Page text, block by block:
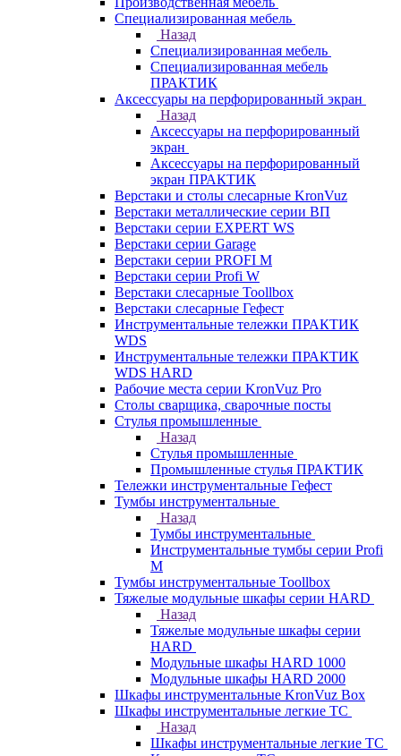
Cпециализированная мебель
Назад
Cпециализированная мебель
Специализированная мебель
ПРАКТИК
Аксессуары на перфорированный экран
Назад
Аксессуары на перфорированный
экран
Аксессуары на перфорированный
экран ПРАКТИК
Верстаки и столы слесарные KronVuz
Верстаки металлические серии ВП
Верстаки серии EXPERT WS
Верстаки серии Garage
Верстаки серии PROFI M
Верстаки серии Profi W
Верстаки слесарные Toollbox
Верстаки слесарные Гефест
Инструментальные тележки ПРАКТИК
WDS
Инструментальные тележки ПРАКТИК
WDS HARD
Рабочие места серии KronVuz Pro
Столы сварщика, сварочные посты
Стулья промышленные
Назад
Стулья промышленные
Промышленные стулья ПРАКТИК
Тележки инструментальные Гефест
Тумбы инструментальные
Назад
Тумбы инструментальные
Инструментальные тумбы серии Profi
M
Тумбы инструментальные Toollbox
Тяжелые модульные шкафы серии HARD
Назад
Тяжелые модульные шкафы серии
HARD
Модульные шкафы HARD 1000
Модульные шкафы HARD 2000
Шкафы инструментальные KronVuz Box
Шкафы инструментальные легкие ТС
Назад
Шкафы инструментальные легкие ТС